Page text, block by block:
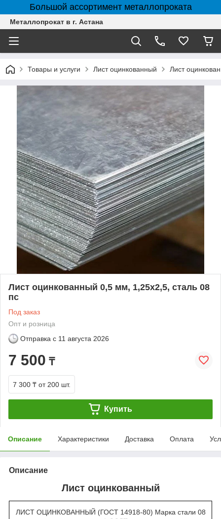
Большой ассортимент металлопроката
Металлопрокат в г. Астана
Товары и услуги Лист оцинкованный Лист
Лист оцинкованный 0,5 мм, 1,25х2,5, сталь 08
пс
Под заказ
Опт и розница
Отправка с 11 августа 2026
7 500 ₸
7 300 ₸ от 200 шт.
Купить
Описание Характеристики Доставка Оплата
Описание
Лист оцинкованный
ЛИСТ ОЦИНКОВАННЫЙ (ГОСТ 14918-80) Марка стали 08